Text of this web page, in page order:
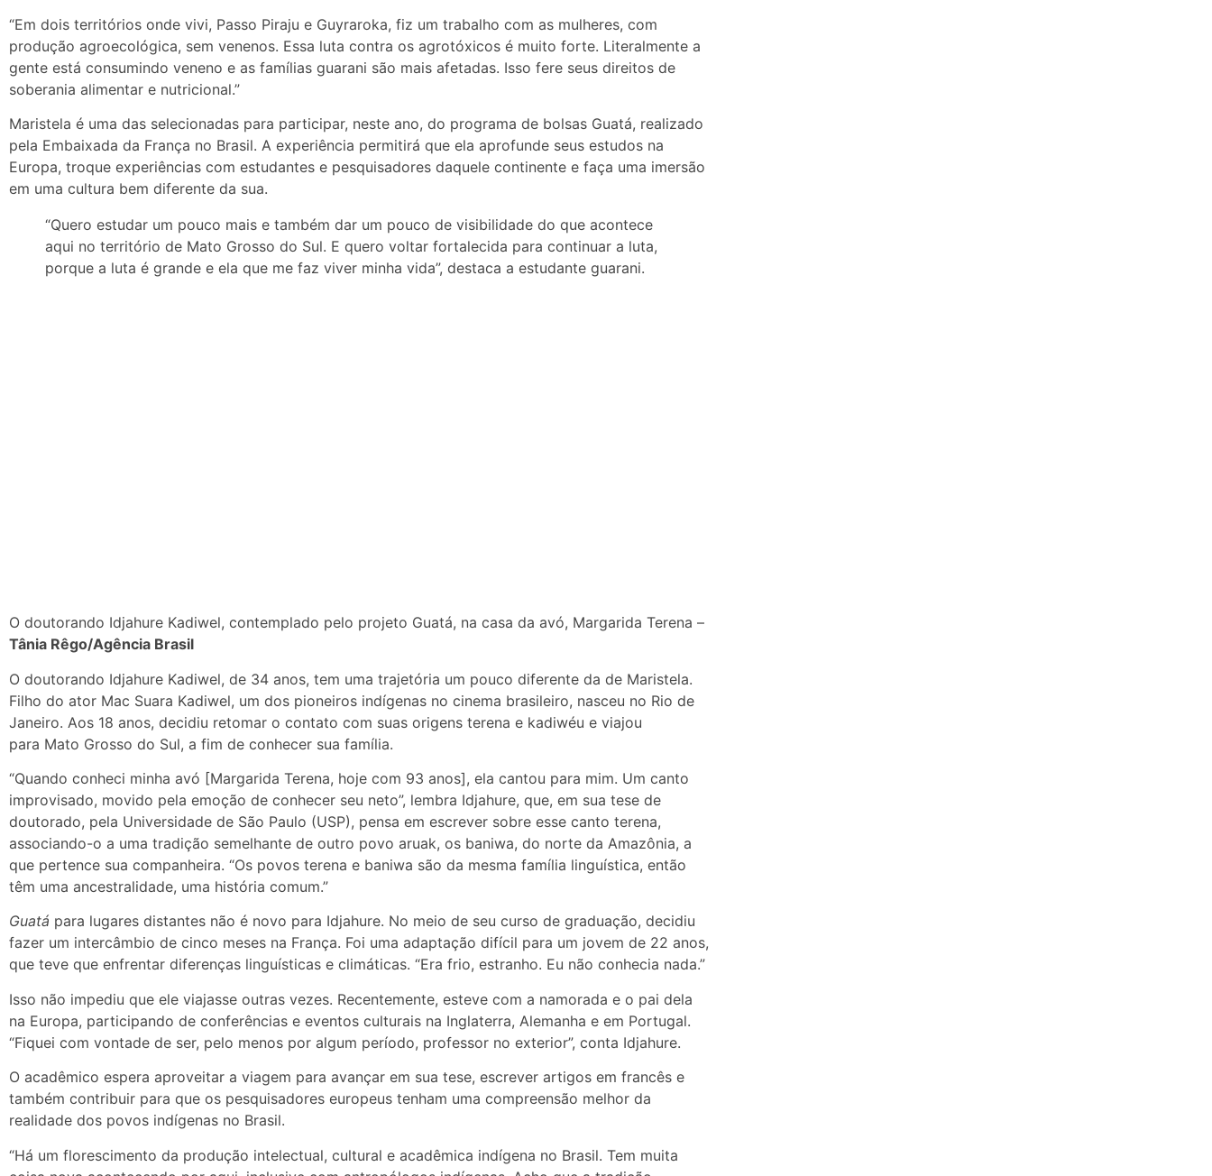
“Em dois territórios onde vivi, Passo Piraju e Guyraroka, fiz um trabalho com as mulheres, com
produção agroecológica, sem venenos. Essa luta contra os agrotóxicos é muito forte. Literalmente a
gente está consumindo veneno e as famílias guarani são mais afetadas. Isso fere seus direitos de
soberania alimentar e nutricional.”
Maristela é uma das selecionadas para participar, neste ano, do programa de bolsas Guatá, realizado
pela Embaixada da França no Brasil. A experiência permitirá que ela aprofunde seus estudos na
Europa, troque experiências com estudantes e pesquisadores daquele continente e faça uma imersão
em uma cultura bem diferente da sua.
“Quero estudar um pouco mais e também dar um pouco de visibilidade do que acontece
aqui no território de Mato Grosso do Sul. E quero voltar fortalecida para continuar a luta,
porque a luta é grande e ela que me faz viver minha vida”, destaca a estudante guarani.
O doutorando Idjahure Kadiwel, contemplado pelo projeto Guatá, na casa da avó, Margarida Terena –
Tânia Rêgo/Agência Brasil
O doutorando Idjahure Kadiwel, de 34 anos, tem uma trajetória um pouco diferente da de Maristela.
Filho do ator Mac Suara Kadiwel, um dos pioneiros indígenas no cinema brasileiro, nasceu no Rio de
Janeiro. Aos 18 anos, decidiu retomar o contato com suas origens terena e kadiwéu e viajou
para Mato Grosso do Sul, a fim de conhecer sua família.
“Quando conheci minha avó [Margarida Terena, hoje com 93 anos], ela cantou para mim. Um canto
improvisado, movido pela emoção de conhecer seu neto”, lembra Idjahure, que, em sua tese de
doutorado, pela Universidade de São Paulo (USP), pensa em escrever sobre esse canto terena,
associando-o a uma tradição semelhante de outro povo aruak, os baniwa, do norte da Amazônia, a
que pertence sua companheira. “Os povos terena e baniwa são da mesma família linguística, então
têm uma ancestralidade, uma história comum.”
Guatá para lugares distantes não é novo para Idjahure. No meio de seu curso de graduação, decidiu
fazer um intercâmbio de cinco meses na França. Foi uma adaptação difícil para um jovem de 22 anos,
que teve que enfrentar diferenças linguísticas e climáticas. “Era frio, estranho. Eu não conhecia nada.”
Isso não impediu que ele viajasse outras vezes. Recentemente, esteve com a namorada e o pai dela
na Europa, participando de conferências e eventos culturais na Inglaterra, Alemanha e em Portugal.
“Fiquei com vontade de ser, pelo menos por algum período, professor no exterior”, conta Idjahure.
O acadêmico espera aproveitar a viagem para avançar em sua tese, escrever artigos em francês e
também contribuir para que os pesquisadores europeus tenham uma compreensão melhor da
realidade dos povos indígenas no Brasil.
“Há um florescimento da produção intelectual, cultural e acadêmica indígena no Brasil. Tem muita